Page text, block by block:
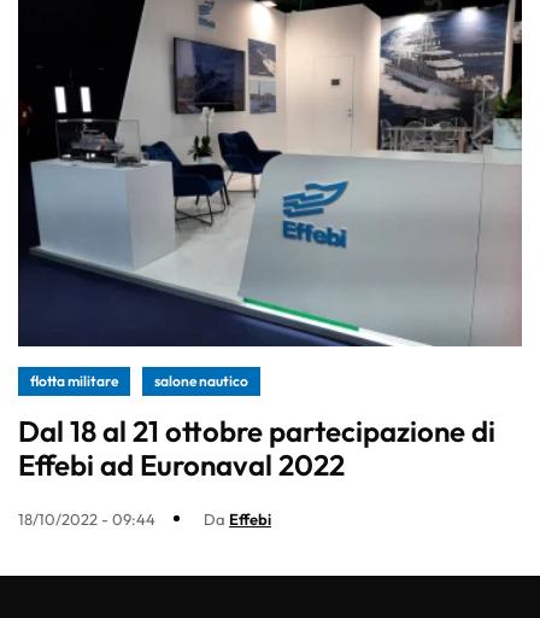
flotta militare salone nautico
Dal 18 al 21 ottobre partecipazione di
Effebi ad Euronaval 2022
18/10/2022 - 09:44 Da Effebi